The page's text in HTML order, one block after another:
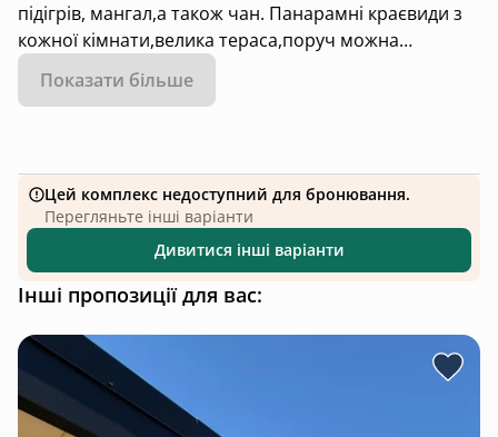
підігрів, мангал,а також чан. Панарамні краєвиди з
кожної кімнати,велика тераса,поруч можна
зайнятись рафтингом,також доступні кінні
прогулянки,квадроцикли,джипінг,прогулянки лісом і
Показати більше
Цей комплекс недоступний для бронювання.
Перегляньте інші варіанти
Дивитися інші варіанти
Інші пропозиції для вас: